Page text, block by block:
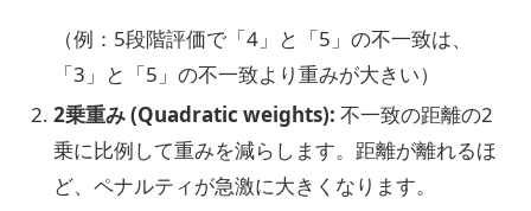
（例：5段階評価で「4」と「5」の不一致は、
「3」と「5」の不一致より重みが大きい）
2乗重み (Quadratic weights): 不一致の距離の2
乗に比例して重みを減らします。距離が離れるほ
ど、ペナルティが急激に大きくなります。